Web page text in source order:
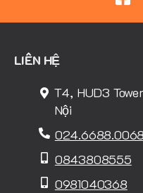
LIÊN HỆ
T4, HUD3
Nội
024.6688.0068
0843808555
0981040368